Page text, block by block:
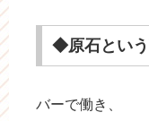
◆原石という
バーで働き、